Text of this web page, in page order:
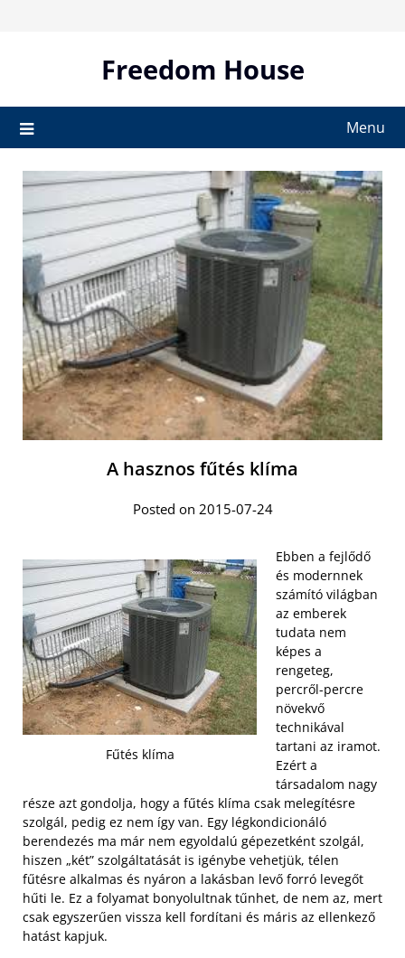
Freedom House
Menu
A hasznos fűtés klíma
Posted on 2015-07-24
Fűtés klíma
Ebben a fejlődő
és modernnek
számító világban
az emberek
tudata nem
képes a
rengeteg,
percről-percre
növekvő
technikával
tartani az iramot.
Ezért a
társadalom nagy
része azt gondolja, hogy a fűtés klíma csak melegítésre
szolgál, pedig ez nem így van. Egy légkondicionáló
berendezés ma már nem egyoldalú gépezetként szolgál,
hiszen „két” szolgáltatását is igénybe vehetjük, télen
fűtésre alkalmas és nyáron a lakásban levő forró levegőt
hűti le. Ez a folyamat bonyolultnak tűnhet, de nem az, mert
csak egyszerűen vissza kell fordítani és máris az ellenkező
hatást kapjuk.